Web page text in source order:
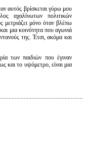
αυτός βρίσκεται γύρω μου
αχαλίνωτων πολιτικών
μόνο όταν βλέπω
μια κοινότητα που αγωνιά
της. Έτσι, ακόμα και
των παιδιών που έγιναν
και το υψόμετρο, είναι μια